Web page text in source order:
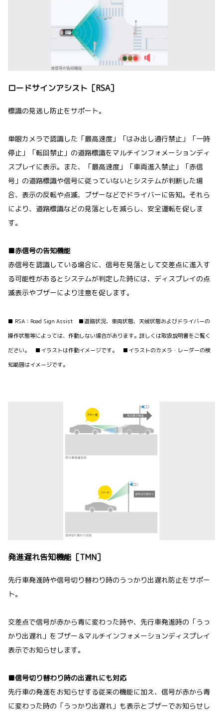
ロードサインアシスト［RSA］
標識の見逃し防止をサポート。
単眼カメラで認識した「最高速度」「はみ出し通行禁止」「一時
停止」「転回禁止」の道路標識をマルチインフォメーションディ
スプレイに表示。また、「最高速度」「車両進入禁止」「赤信
号」の道路標識や信号に従っていないとシステムが判断した場
合、表示の反転や点滅、ブザーなどでドライバーに告知。それら
により、道路標識などの見落としを減らし、安全運転を促しま
す。
■赤信号の告知機能
赤信号を認識している場合に、信号を見落として交差点に進入す
る可能性があるとシステムが判定した時には、ディスプレイの点
滅表示やブザーにより注意を促します。
■ RSA：Road Sign Assist ■道路状況、車両状態、天候状態およびドライバーの
操作状態等によっては、作動しない場合があります。詳しくは取扱説明書をご覧く
ださい。 ■イラストは作動イメージです。 ■イラストのカメラ・レーダーの検
知範囲はイメージです。
発進遅れ告知機能［TMN］
先行車発進時や信号切り替わり時のうっかり出遅れ防止をサポー
ト。
交差点で信号が赤から青に変わった時や、先行車発進時の「うっ
かり出遅れ」をブザー＆マルチインフォメーションディスプレイ
表示でお知らせします。
■信号切り替わり時の出遅れにも対応
先行車の発進をお知らせする従来の機能に加え、信号が赤から青
に変わった時の「うっかり出遅れ」も表示とブザーでお知らせし